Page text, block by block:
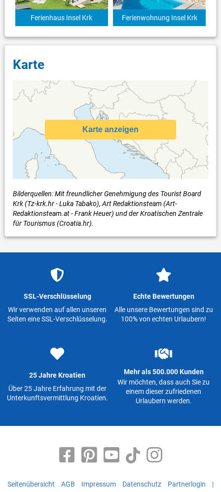
Ferienhaus Insel Krk Ferienwohnung Insel Krk
Karte
Karte anzeigen
Bilderquellen: Mit freundlicher Genehmigung des Tourist Board
Krk (Tz-krk.hr - Luka Tabako), Art Redaktionsteam (Art-
Redaktionsteam.at - Frank Heuer) und der Kroatischen Zentrale
für Tourismus (Croatia.hr).
SSL-Verschlüsselung
Wir verwenden auf allen unseren
Seiten eine SSL-Verschlüsselung.
Echte Bewertungen
Alle unsere Bewertungen sind zu
100% von echten Urlaubern!
25 Jahre Kroatien
Über 25 Jahre Erfahrung mit der
Unterkunftsvermittlung Kroatien.
Mehr als 500.000 Kunden
Wir möchten, dass auch Sie zu
einem dieser zufriedenen
Urlaubern werden.
Seitenübersicht AGB Impressum Datenschutz Partnerlogin |